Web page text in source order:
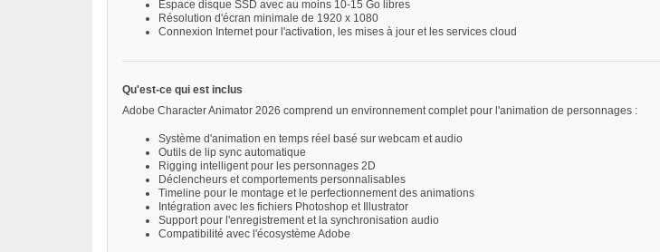
Espace disque SSD avec au moins 10-15 Go libres
Résolution d'écran minimale de 1920 x 1080
Connexion Internet pour l'activation, les mises à jour et les services cloud
Qu'est-ce qui est inclus
Adobe Character Animator 2026 comprend un environnement complet pour l'animation de personnages :
Système d'animation en temps réel basé sur webcam et audio
Outils de lip sync automatique
Rigging intelligent pour les personnages 2D
Déclencheurs et comportements personnalisables
Timeline pour le montage et le perfectionnement des animations
Intégration avec les fichiers Photoshop et Illustrator
Support pour l'enregistrement et la synchronisation audio
Compatibilité avec l'écosystème Adobe